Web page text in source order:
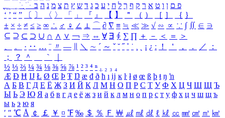
ִֶֹ ֻּ ׁׂ פ ם ן ו ט א ר ק ף ך ל ח י ע כ ג ד ש ץ ת צ מ נ ה ב
‘ ’ “ ” 〔 〕 〈 〉 「 」 『 』 【 】 ＂ （ ） ［ ］ ｛ ｝
± × ÷ ≠ ≤ ≥ ∞ ∴ ♂ ♀ ∠ ⊥ ⌒ ∂ ∇ ≡ ≒ ≪ ≫ √ ∽ ∝ ∵ ∫ ∬ ∈ ∋
⊆ ⊇ ⊂ ⊃ ∪ ∩ ∧ ∨ ￢ ⇒ ⇔ ∀ ∃ ∮ ∑ ∏ ＋ － ＜ ＝
＞
、
。 · ‥ … ¨ 〃 ― ＼ ∼ ´ ～ ˇ ˘ ˝ ˚ ˙ ¸ ¡ ¿ ː ！ ＇ ， ． ／
：
；
？ ＾ ｀
½ ⅓ ⅔ ¼ ¾ ⅛ ⅜ ⅝ ⅞ ¹ ² ³ ⁴ ⁿ ₁ ₂ ₃ ₄
Æ Ð Ħ Ĳ Ł Ø Œ Þ Ŧ Ŋ æ đ ð ħ ı ĳ ĸ ŀ ł ø œ ß þ ŧ ŋ ŉ
А Б В Г Д Е Ё Ж З И Й К Л М Н О П Р С Т У Ф Х Ц Ч Ш Щ Ъ
Ы Ь Э Ю Я а б в г д е ё ж з и й к л м н о п р с т у ф х ц ч ш щ ъ
ы ь э ю я
′ ″ ℃ Å ￠ ￡ ￥ ¤ ℉ ‰ ＄ ％ Ｆ ￦ ㎕ ㎖ ㎗ ℓ ㎘ ㏄ ㎣ ㎤ ㎥ ㎦